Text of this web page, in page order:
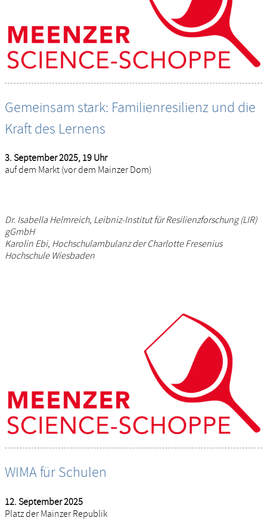
Gemeinsam stark: Familienresilienz und die
Kraft des Lernens
3. September 2025, 19 Uhr
auf dem Markt (vor dem Mainzer Dom)
Dr. Isabella Helmreich, Leibniz-Institut für Resilienzforschung (LIR)
gGmbH
Karolin Ebi, Hochschulambulanz der Charlotte Fresenius
Hochschule Wiesbaden
WIMA für Schulen
12. September 2025
Platz der Mainzer Republik